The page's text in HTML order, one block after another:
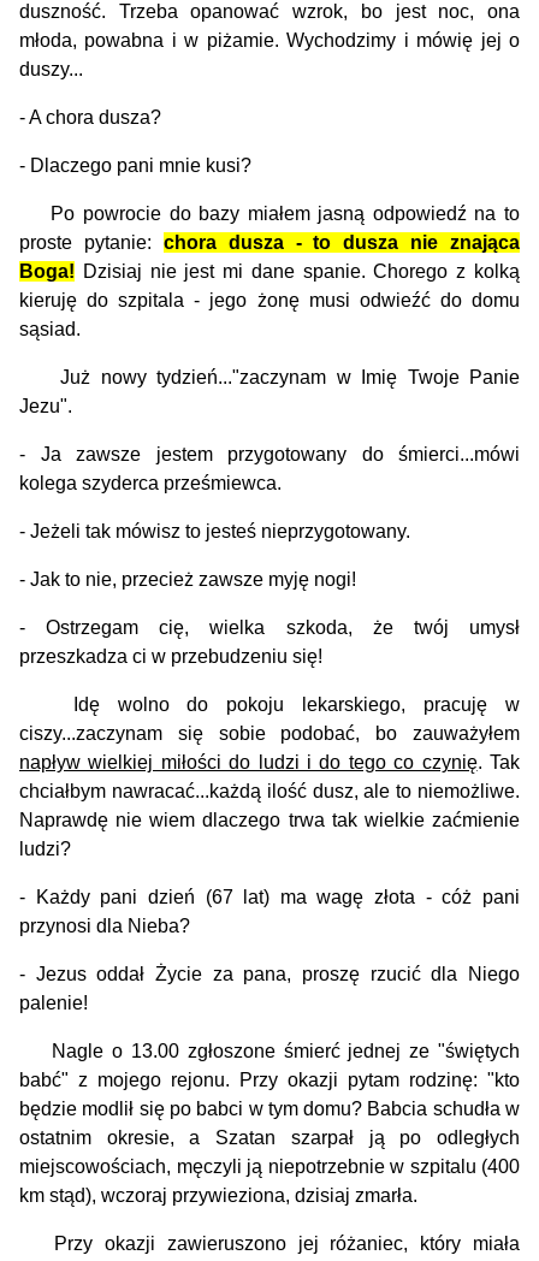
duszność. Trzeba opanować wzrok, bo jest noc, ona
młoda, powabna i w piżamie. Wychodzimy i mówię jej o
duszy...
- A chora dusza?
- Dlaczego pani mnie kusi?
Po powrocie do bazy miałem jasną odpowiedź na to
proste pytanie: chora dusza - to dusza nie znająca
Boga! Dzisiaj nie jest mi dane spanie. Chorego z kolką
kieruję do szpitala - jego żonę musi odwieźć do domu
sąsiad.
Już nowy tydzień..."zaczynam w Imię Twoje Panie
Jezu".
- Ja zawsze jestem przygotowany do śmierci...mówi
kolega szyderca prześmiewca.
- Jeżeli tak mówisz to jesteś nieprzygotowany.
- Jak to nie, przecież zawsze myję nogi!
- Ostrzegam cię, wielka szkoda, że twój umysł
przeszkadza ci w przebudzeniu się!
Idę wolno do pokoju lekarskiego, pracuję w
ciszy...zaczynam się sobie podobać, bo zauważyłem
napływ wielkiej miłości do ludzi i do tego co czynię. Tak
chciałbym nawracać...każdą ilość dusz, ale to niemożliwe.
Naprawdę nie wiem dlaczego trwa tak wielkie zaćmienie
ludzi?
- Każdy pani dzień (67 lat) ma wagę złota - cóż pani
przynosi dla Nieba?
- Jezus oddał Życie za pana, proszę rzucić dla Niego
palenie!
Nagle o 13.00 zgłoszone śmierć jednej ze "świętych
babć" z mojego rejonu. Przy okazji pytam rodzinę: "kto
będzie modlił się po babci w tym domu? Babcia schudła w
ostatnim okresie, a Szatan szarpał ją po odległych
miejscowościach, męczyli ją niepotrzebnie w szpitalu (400
km stąd), wczoraj przywieziona, dzisiaj zmarła.
Przy okazji zawieruszono jej różaniec, który miała